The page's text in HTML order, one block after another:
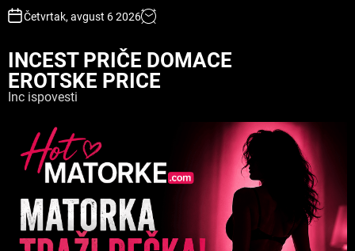
Četvrtak, avgust 6 2026
INCEST PRIČE DOMACE
EROTSKE PRICE
Inc ispovesti